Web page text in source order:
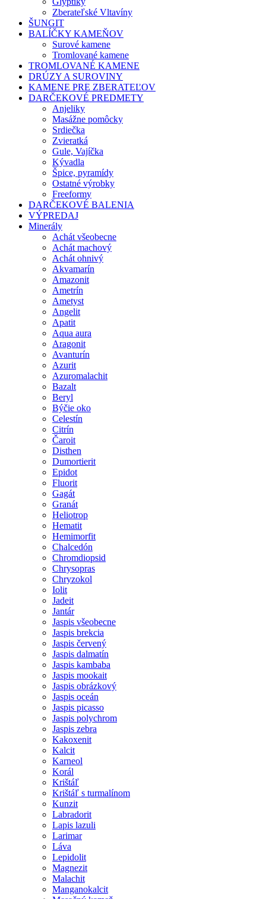
Zberateľské Vltavíny
ŠUNGIT
BALÍČKY KAMEŇOV
Surové kamene
Tromlované kamene
TROMLOVANÉ KAMENE
DRÚZY A SUROVINY
KAMENE PRE ZBERATEĽOV
DARČEKOVÉ PREDMETY
Anjeliky
Masážne pomôcky
Srdiečka
Zvieratká
Gule, Vajíčka
Kývadla
Špice, pyramídy
Ostatné výrobky
Freeformy
DARČEKOVÉ BALENIA
VÝPREDAJ
Minerály
Achát všeobecne
Achát machový
Achát ohnivý
Akvamarín
Amazonit
Ametrín
Ametyst
Angelit
Apatit
Aqua aura
Aragonit
Avanturín
Azurit
Azuromalachit
Bazalt
Beryl
Býčie oko
Celestín
Citrín
Čaroit
Disthen
Dumortierit
Epidot
Fluorit
Gagát
Granát
Heliotrop
Hematit
Hemimorfit
Chalcedón
Chromdiopsid
Chrysopras
Chryzokol
Iolit
Jadeit
Jantár
Jaspis všeobecne
Jaspis brekcia
Jaspis červený
Jaspis dalmatín
Jaspis kambaba
Jaspis mookait
Jaspis obrázkový
Jaspis oceán
Jaspis picasso
Jaspis polychrom
Jaspis zebra
Kakoxenit
Kalcit
Karneol
Korál
Krištáľ
Krištáľ s turmalínom
Kunzit
Labradorit
Lapis lazuli
Larimar
Láva
Lepidolit
Magnezit
Malachit
Manganokalcit